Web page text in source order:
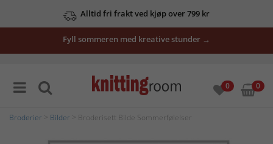
Alltid fri frakt ved kjøp over 799 kr
Fyll sommeren med kreative stunder →
0 0
Broderier Bilder > Broderisett Bilde Sommerfølelser